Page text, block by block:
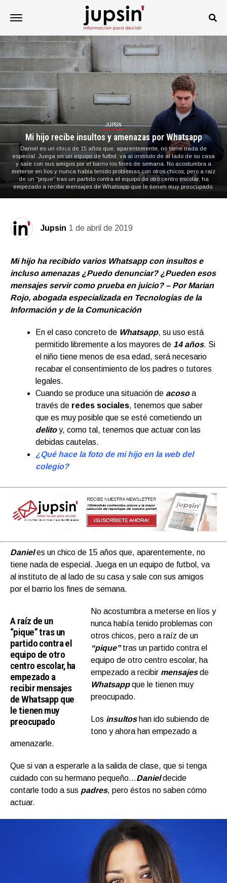
JUPSIN
Mi hijo recibe insultos y amenazas por Whatsapp
Daniel es un chico de 15 años que, aparentemente, no tiene nada de
especial. Juega en un equipo de futbol, va al instituto de al lado de su casa
y sale con sus amigos por el barrio los fines de semana. No acostumbra a
meterse en líos y nunca había tenido problemas con otros chicos, pero a raíz
de un “pique” tras un partido contra el equipo de otro centro escolar, ha
empezado a recibir mensajes de Whatsapp que le tienen muy preocupado.
Jupsin 1 de abril de 2019
Mi hijo ha recibido varios Whatsapp con insultos e
incluso amenazas ¿Puedo denunciar? ¿Pueden esos
mensajes servir como prueba en juicio? – Por Marian
Rojo, abogada especializada en Tecnologías de la
Información y de la Comunicación
En el caso concreto de Whatsapp, su uso está
permitido libremente a los mayores de 14 años. Si
el niño tiene menos de esa edad, será necesario
recabar el consentimiento de los padres o tutores
legales.
Cuando se produce una situación de acosoa
través de redes sociales, tenemos que saber
que es muy posible que se esté cometiendo un
delitoy, como tal, tenemos que actuar con las
debidas cautelas.
¿Qué hace la foto de mi hijo en la web del
colegio?
Danieles un chico de 15 años que, aparentemente, no
tiene nada de especial. Juega en un equipo de futbol, va
al instituto de al lado de su casa y sale con sus amigos
por el barrio los fines de semana.
A raíz de un
“pique” tras un
partido contra el
equipo de otro
centro escolar, ha
empezado a
recibir mensajes
de Whatsapp que
le tienen muy
preocupado
No acostumbra a meterse en líos y
nunca había tenido problemas con
otros chicos, pero a raíz de un
“pique”tras un partido contra el
equipo de otro centro escolar, ha
empezado a recibir mensajesde
Whatsappque le tienen muy
preocupado.
Los insultoshan ido subiendo de
tono y ahora han empezado a
amenazarle.
Que si van a esperarle a la salida de clase, que si tenga
cuidado con su hermano pequeño…Danieldecide
contarle todo a sus padres, pero éstos no saben cómo
actuar.